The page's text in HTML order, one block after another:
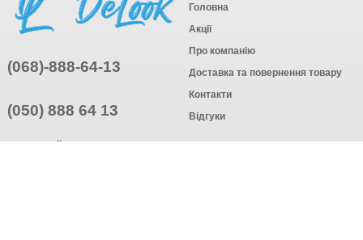
(068)-888-64-13
(050) 888 64 13
Головна
Акції
Про компанію
Доставка та повернення товару
Контакти
Відгуки